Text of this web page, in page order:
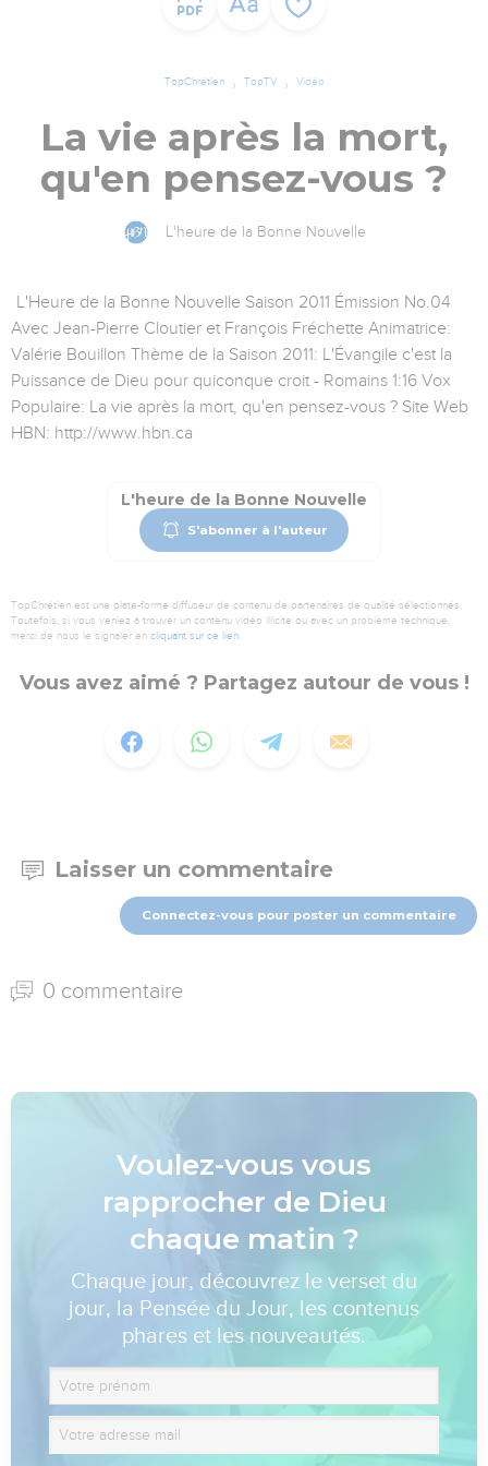
TopChrétien TopTV Vidéo
La vie après la mort,
qu'en pensez-vous ?
L'heure de la Bonne Nouvelle
L'Heure de la Bonne Nouvelle Saison 2011 Émission No.04
Avec Jean-Pierre Cloutier et François Fréchette Animatrice:
Valérie Bouillon Thème de la Saison 2011: L'Évangile c'est la
Puissance de Dieu pour quiconque croit - Romains 1:16 Vox
Populaire: La vie après la mort, qu'en pensez-vous ? Site Web
HBN: http://www.hbn.ca
L'heure de la Bonne Nouvelle
S'abonner à l'auteur
TopChrétien est une plate-forme diffuseur de contenu de partenaires de qualité sélectionnés.
Toutefois, si vous veniez à trouver un contenu vidéo illicite ou avec un problème technique,
merci de nous le signaler en cliquant sur ce lien.
Vous avez aimé ? Partagez autour de vous !
Laisser un commentaire
Connectez-vous pour poster un commentaire
0 commentaire
Voulez-vous vous
rapprocher de Dieu
chaque matin ?
Chaque jour, découvrez le verset du
jour, la Pensée du Jour, les contenus
phares et les nouveautés.